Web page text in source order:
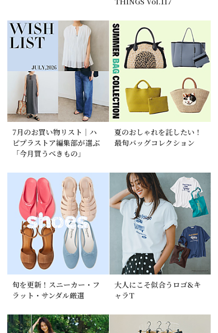
7月のお買い物リスト｜ハ
ピプラストア編集部が選ぶ
「今月買うべきもの」
夏のおしゃれを託したい！
最旬バッグコレクション
旬を更新！スニーカー・フ
ラット・サンダル厳選
大人にこそ似合うロゴ&キ
ャラT